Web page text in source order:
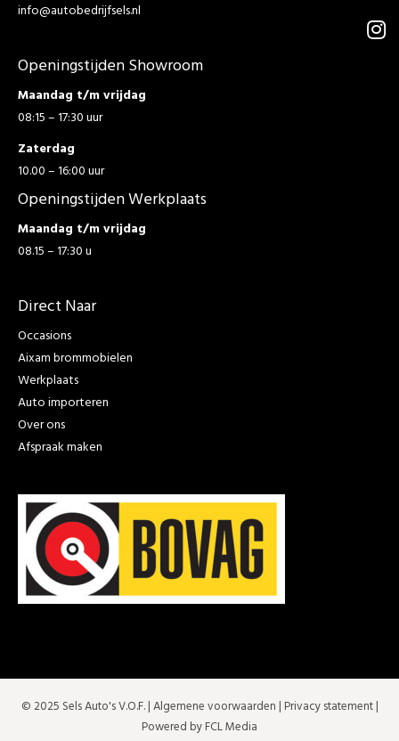
info@autobedrijfsels.nl
Openingstijden Showroom
Maandag t/m vrijdag
08:15 – 17:30 uur
Zaterdag
10.00 – 16:00 uur
Openingstijden Werkplaats
Maandag t/m vrijdag
08.15 – 17:30 u
Direct Naar
Occasions
Aixam brommobielen
Werkplaats
Auto importeren
Over ons
Afspraak maken
© 2025 Sels Auto's V.O.F. |Algemene voorwaarden | Privacy statement|
Powered by FCL Media